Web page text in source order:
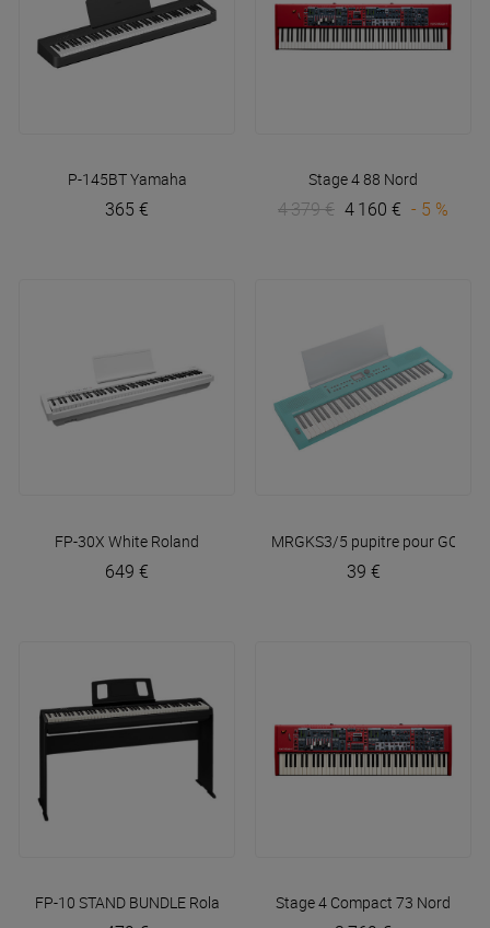
P-145BTYamaha
365 €
Stage 4 88 Nord
4 379 € 4 160 € - 5 %
FP-30X White Roland
649 €
MRGKS3/5 pupitre pour
39 €
FP-10 STAND BUNDLE Roland Stage 4 Compact 73 Nord